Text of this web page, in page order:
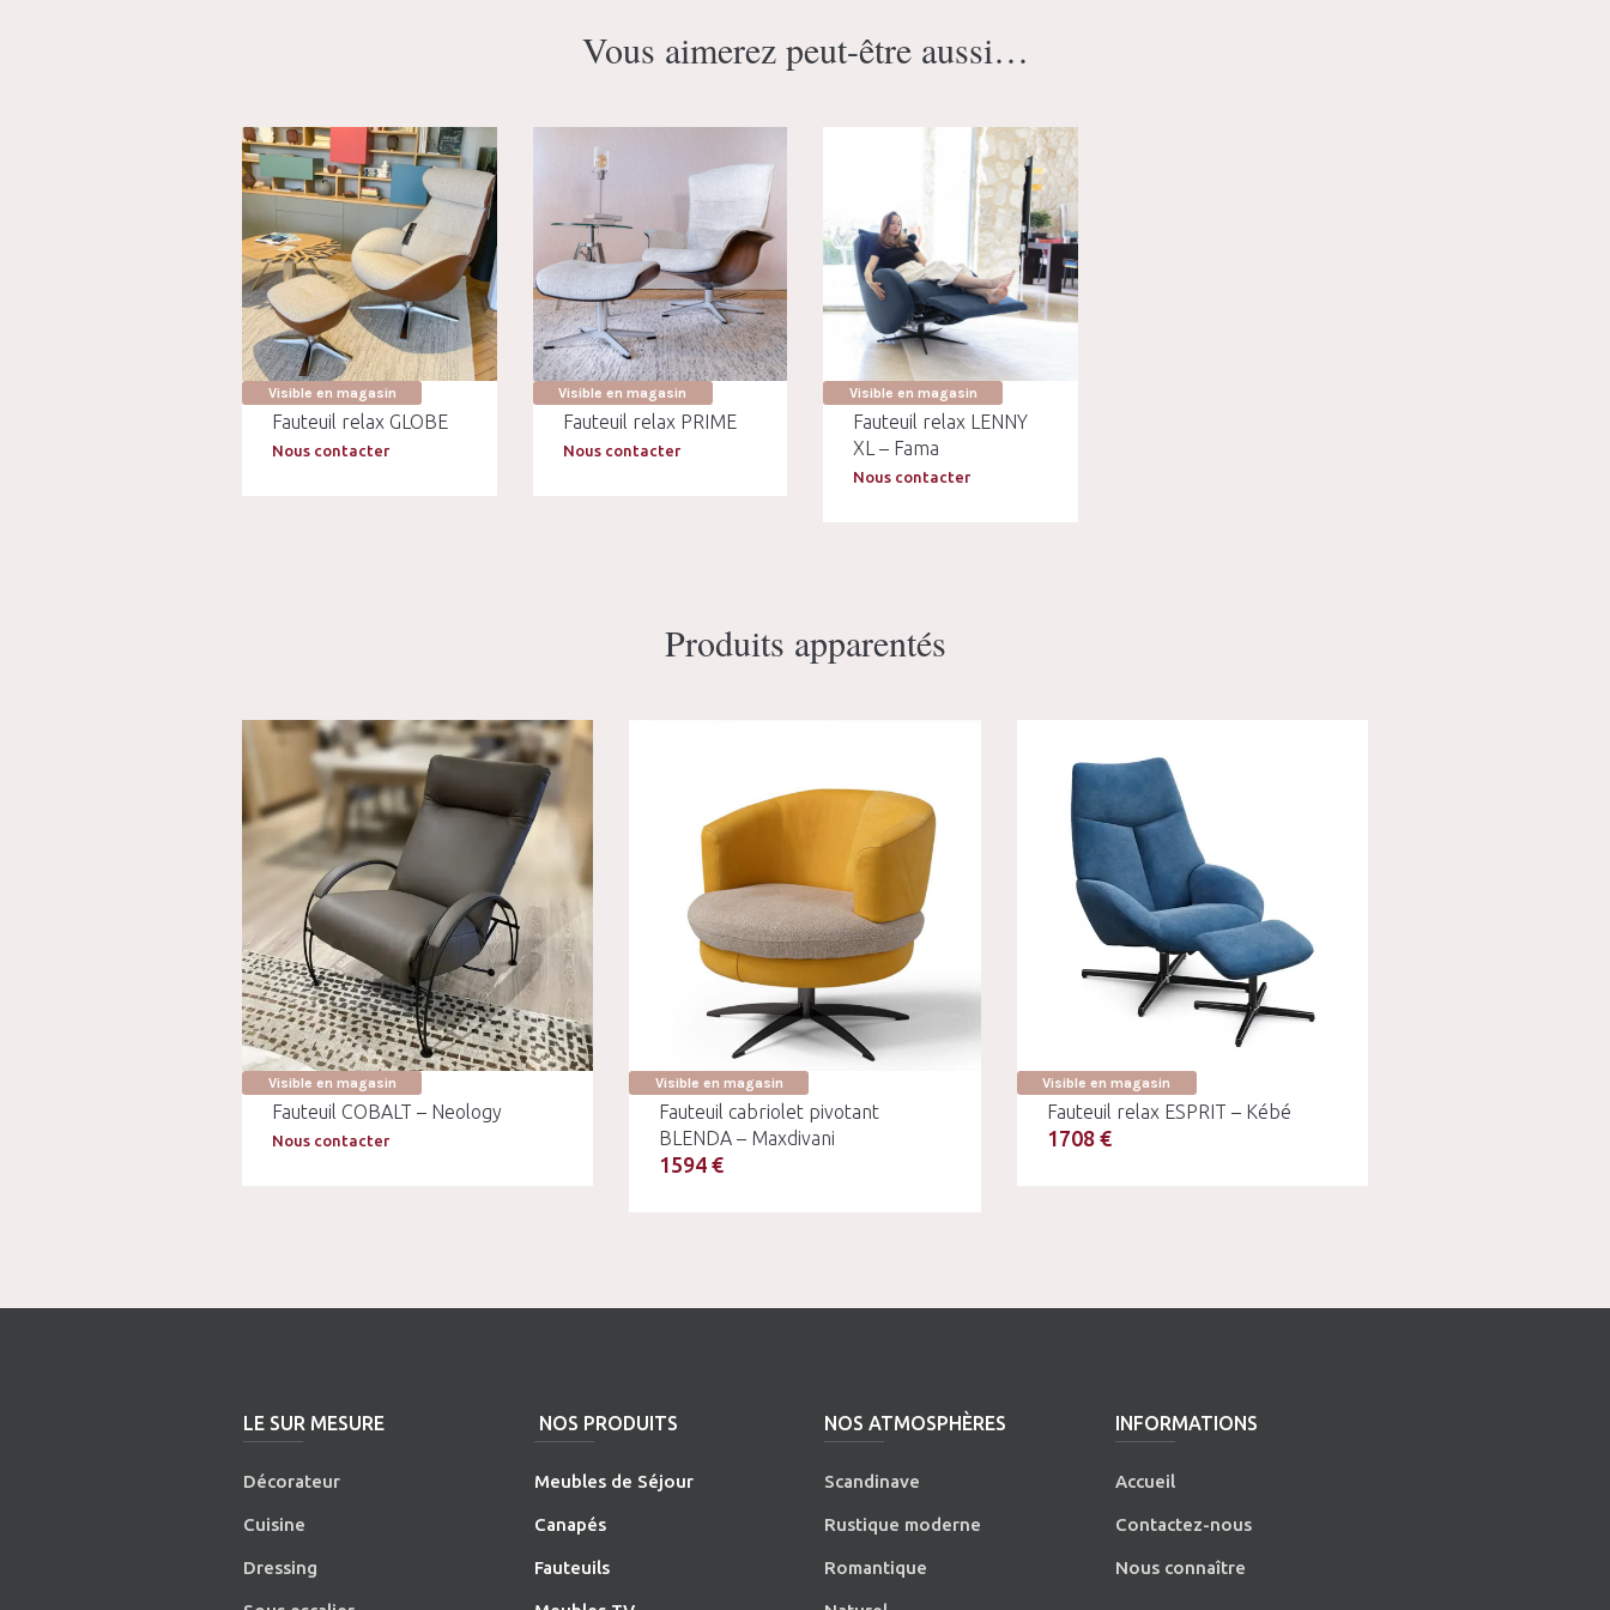
Vous aimerez peut-être aussi…
Visible en magasin
Fauteuil relax GLOBE
Nous contacter
Visible en magasin
Fauteuil relax PRIME
Nous contacter
Visible en magasin
Fauteuil relax LENNY
XL – Fama
Nous contacter
Produits apparentés
Visible en magasin
Fauteuil COBALT – Neology
Nous contacter
Visible en magasin
Fauteuil cabriolet pivotant
BLENDA – Maxdivani
1594 €
Visible en magasin
Fauteuil relax ESPRIT – Kébé
1708 €
LE SUR MESURE
Décorateur
Cuisine
Dressing
NOS PRODUITS
Meubles de Séjour
Canapés
Fauteuils
NOS ATMOSPHÈRES
Scandinave
Rustique moderne
Romantique
INFORMATIONS
Accueil
Contactez-nous
Nous connaître